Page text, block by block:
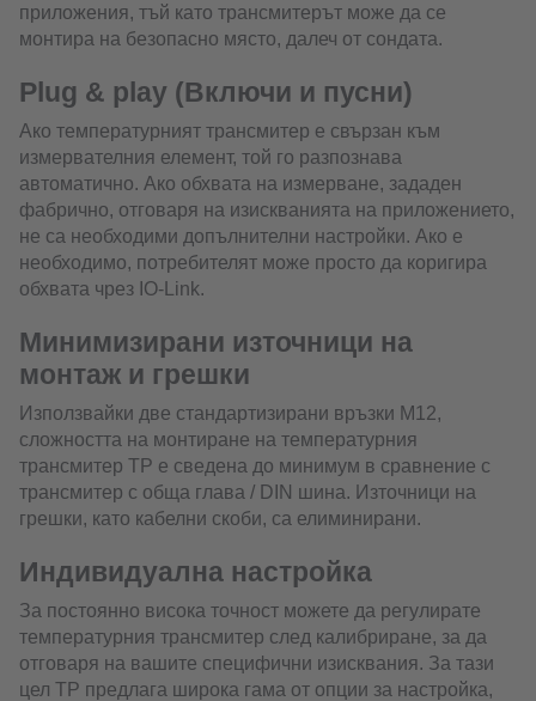
приложения, тъй като трансмитерът може да се
монтира на безопасно място, далеч от сондата.
Plug & play (Включи и пусни)
Ако температурният трансмитер е свързан към
измервателния елемент, той го разпознава
автоматично. Ако обхвата на измерване, зададен
фабрично, отговаря на изискванията на приложението,
не са необходими допълнителни настройки. Ако е
необходимо, потребителят може просто да коригира
обхвата чрез IO-Link.
Минимизирани източници на
монтаж и грешки
Използвайки две стандартизирани връзки M12,
сложността на монтиране на температурния
трансмитер TP е сведена до минимум в сравнение с
трансмитер с обща глава / DIN шина. Източници на
грешки, като кабелни скоби, са елиминирани.
Индивидуална настройка
За постоянно висока точност можете да регулирате
температурния трансмитер след калибриране, за да
отговаря на вашите специфични изисквания. За тази
цел TP предлага широка гама от опции за настройка,